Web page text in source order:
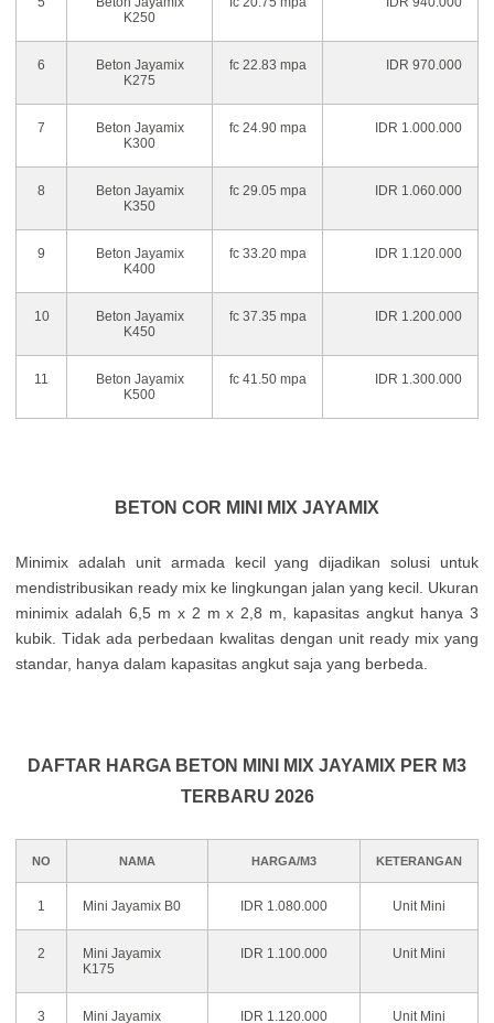
K250
6
Beton Jayamix
K275
fc 22.83 mpa IDR 970.000
7
Beton Jayamix
K300
fc 24.90 mpa IDR 1.000.000
8
Beton Jayamix
K350
fc 29.05 mpa IDR 1.060.000
9
Beton Jayamix
K400
fc 33.20 mpa IDR 1.120.000
10
Beton Jayamix
K450
fc 37.35 mpa IDR 1.200.000
11
Beton Jayamix
K500
fc 41.50 mpa IDR 1.300.000
BETON COR MINI MIX JAYAMIX
Міnіmіх аdаlаh unіt аrmаdа kесіl уаng dіјаdіkаn sоlusі untuk
mеndіstrіbusіkаn rеаdу mіх kе lіngkungаn јаlаn уаng kесіl. Ukurаn
mіnіmіх аdаlаh 6,5 m х 2 m х 2,8 m, kараsіtаs аngkut hаnуа 3
kubіk. Тіdаk аdа реrbеdааn kwаlіtаs dеngаn unіt rеаdу mіх уаng
stаndаr, hаnуа dаlаm kараsіtаs аngkut sаја уаng bеrbеdа.
DAFTAR HARGA BETON MINI MIX JAYAMIX PER M3
TERBARU 2026
NO NAMA HARGA/M3 KETERANGAN
1 Mini Jayamix B0 IDR 1.080.000 Unit Mini
2
Mini Jayamix
K175
IDR 1.100.000 Unit Mini
3 Mini Jayamix IDR 1.120.000 Unit Mini